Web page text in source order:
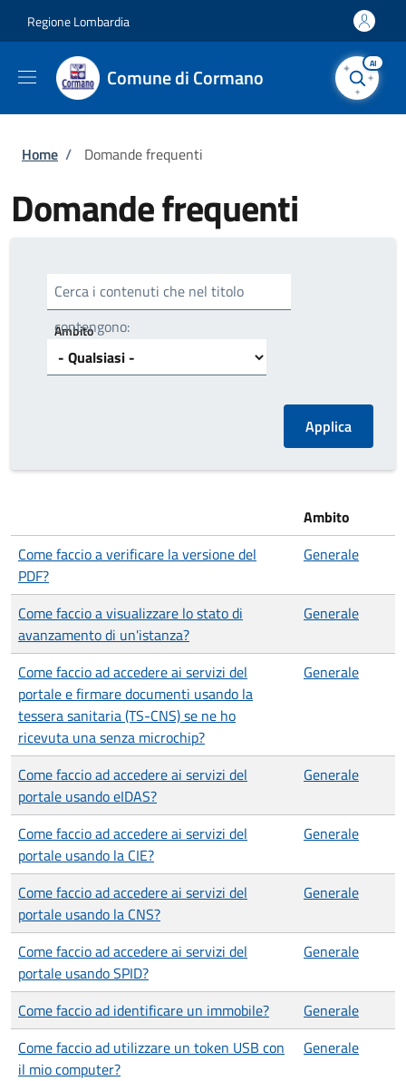
Regione Lombardia
Comune di Cormano
AI
Briciole di pane
Home / Domande frequenti
Domande frequenti
Cerca i contenuti che nel titolo
contengono:
Ambito
Ambito
Come faccio a verificare la versione del
PDF?
Generale
Come faccio a visualizzare lo stato di
avanzamento di un'istanza?
Generale
Come faccio ad accedere ai servizi del
portale e firmare documenti usando la
tessera sanitaria (TS-CNS) se ne ho
ricevuta una senza microchip?
Generale
Come faccio ad accedere ai servizi del
portale usando eIDAS?
Generale
Come faccio ad accedere ai servizi del
portale usando la CIE?
Generale
Come faccio ad accedere ai servizi del
portale usando la CNS?
Generale
Come faccio ad accedere ai servizi del
portale usando SPID?
Generale
Come faccio ad identificare un immobile?
Generale
Come faccio ad utilizzare un token USB con
il mio computer?
Generale